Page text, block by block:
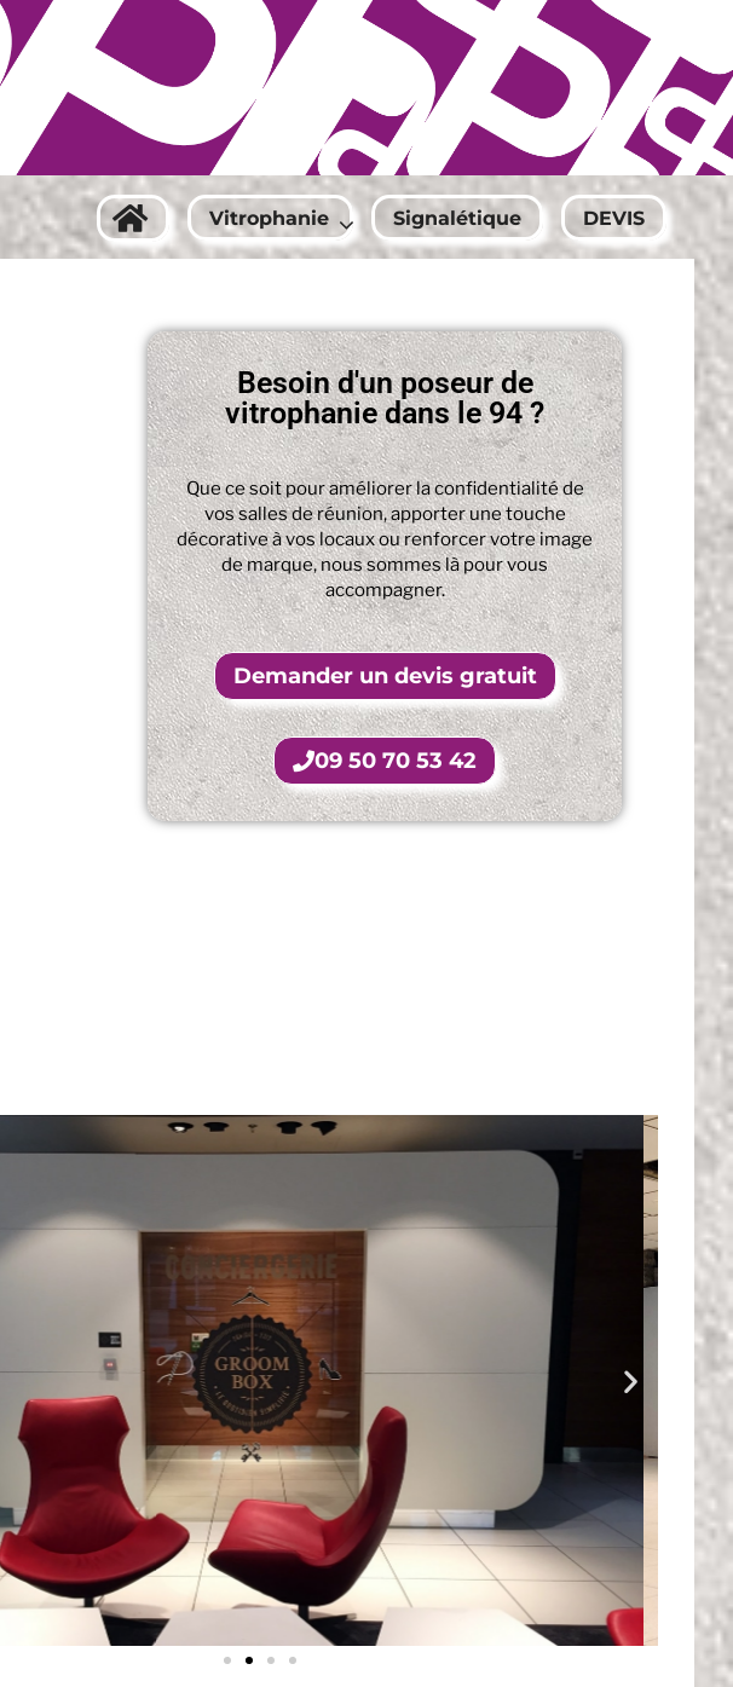
Vitrophanie Signalétique DEVIS
Besoin d'un poseur de
vitrophanie dans le 94 ?
Que ce soit pour améliorer la confidentialité de
vos salles de réunion, apporter une touche
décorative à vos locaux ou renforcer votre image
de marque, nous sommes là pour vous
accompagner.
Demander un devis gratuit
09 50 70 53 42